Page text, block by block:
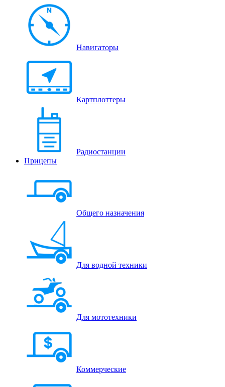
Навигаторы
Картплоттеры
Радиостанции
Прицепы
Общего назначения
Для водной техники
Для мототехники
Коммерческие